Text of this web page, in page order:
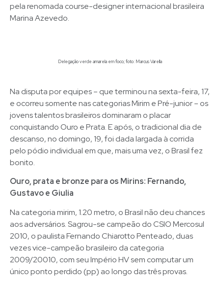
pela renomada course-designer internacional brasileira
Marina Azevedo.
Delegação verde amarela em foco; foto: Marcus Varella
Na disputa por equipes – que terminou na sexta-feira, 17,
e ocorreu somente nas categorias Mirim e Pré-junior – os
jovens talentos brasileiros dominaram o placar
conquistando Ouro e Prata. E após, o tradicional dia de
descanso, no domingo, 19, foi dada largada à corrida
pelo pódio individual em que, mais uma vez, o Brasil fez
bonito.
Ouro, prata e bronze para os Mirins: Fernando,
Gustavo e Giulia
Na categoria mirim, 1.20 metro, o Brasil não deu chances
aos adversários. Sagrou-se campeão do CSIO Mercosul
2010, o paulista Fernando Chiarotto Penteado, duas
vezes vice-campeão brasileiro da categoria
2009/20010, com seu Império HV sem computar um
único ponto perdido (pp) ao longo das três provas.